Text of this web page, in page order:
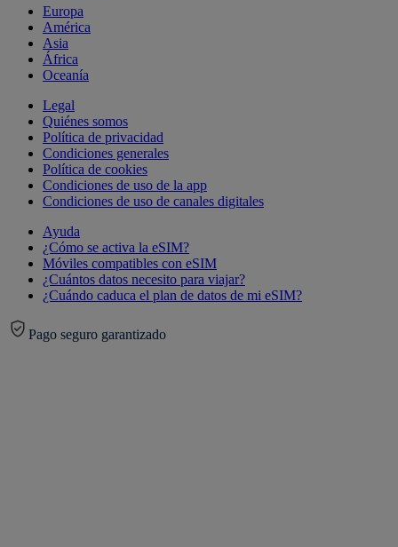
Europa
América
Asia
África
Oceanía
Legal
Quiénes somos
Política de privacidad
Condiciones generales
Política de cookies
Condiciones de uso de la app
Condiciones de uso de canales digitales
Ayuda
¿Cómo se activa la eSIM?
Móviles compatibles con eSIM
¿Cuántos datos necesito para viajar?
¿Cuándo caduca el plan de datos de mi eSIM?
Pago seguro garantizado